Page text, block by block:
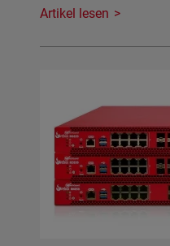
Artikel lesen